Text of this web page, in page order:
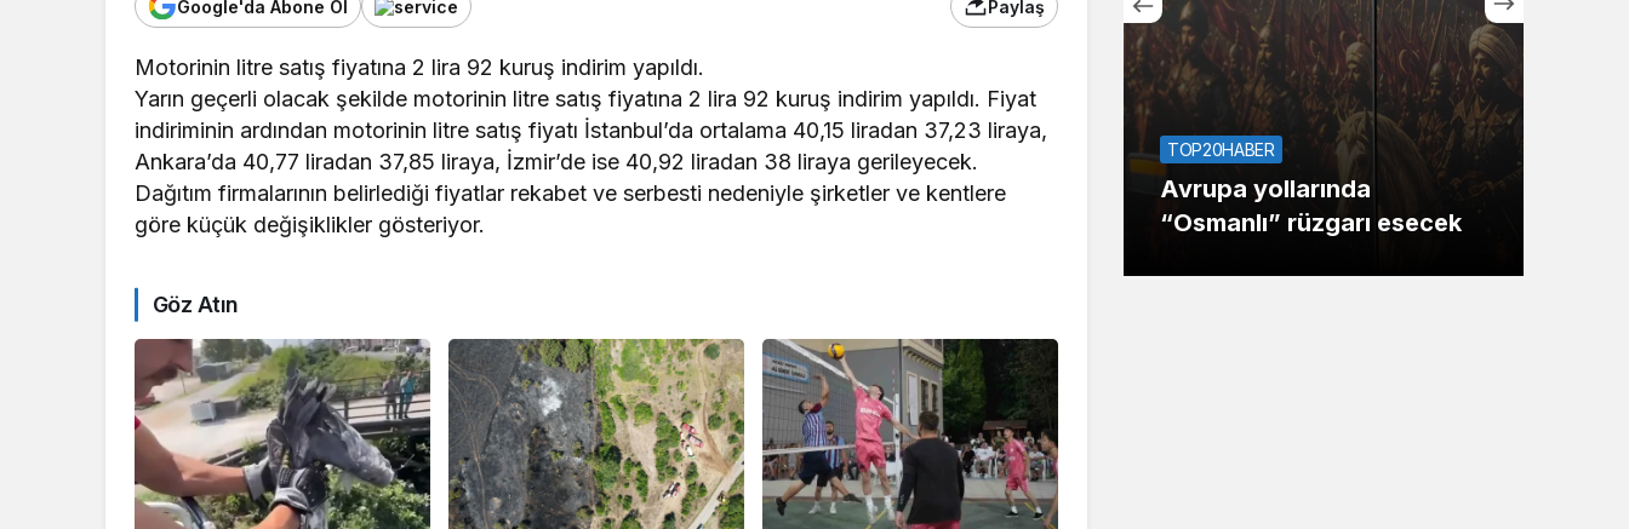
Google'da Abone Ol Paylaş
Motorinin litre satış fiyatına 2 lira 92 kuruş indirim yapıldı.
Yarın geçerli olacak şekilde motorinin litre satış fiyatına 2 lira 92 kuruş indirim yapıldı. Fiyat
indiriminin ardından motorinin litre satış fiyatı İstanbul’da ortalama 40,15 liradan 37,23 liraya,
Ankara’da 40,77 liradan 37,85 liraya, İzmir’de ise 40,92 liradan 38 liraya gerileyecek.
Dağıtım firmalarının belirlediği fiyatlar rekabet ve serbesti nedeniyle şirketler ve kentlere
göre küçük değişiklikler gösteriyor.
Göz Atın
TOP20HABER
Milli pentatlet İlke Özyüksel
Mihrioğlu, Avrupa
şampiyonu oldu
Karamürsel’deki 1,2
kilometrelik caddede
üstyapı çalışmaları
TOP20HABER
Avrupa yollarında
“Osmanlı” rüzgarı esecek